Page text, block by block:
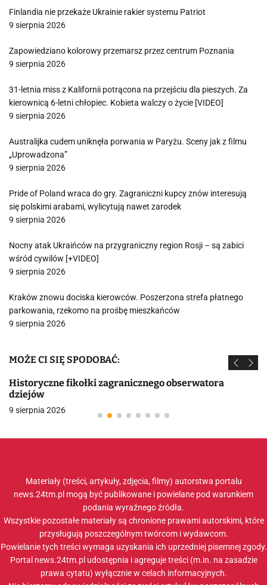
Finlandia nie przekaże Ukrainie rakier systemu Patriot
9 sierpnia 2026
Zapowiedziano kolorowy przemarsz przez centrum Poznania
9 sierpnia 2026
31-letnia miss z Kalifornii potrącona na przejściu dla pieszych. Za
kierownicą 6-letni chłopiec. Kobieta walczy o życie [VIDEO]
9 sierpnia 2026
Australijka cudem uniknęła porwania w Paryżu. Sceny jak z filmu
„Uprowadzona”
9 sierpnia 2026
Pride of Poland wraca do gry. Zagraniczni kupcy znów interesują
się polskimi arabami, wylicytują nawet zarodek
9 sierpnia 2026
Nocny atak Ukraińców na przygraniczny region Rosji – są zabici
wśród cywilów [+VIDEO]
9 sierpnia 2026
Kraków znowu dociska kierowców. Poszerzona strefa płatnego
parkowania, rzekomo na prośbę mieszkańców
9 sierpnia 2026
MOŻE CI SIĘ SPODOBAĆ:
Historyczne fikołki zagranicznego obserwatora
dziejów
9 sierpnia 2026
Materiały (treści, artykuły, zdjęcia, filmy) autorstwa portalu
news.24tm.pl mogą być publikowane i powielane pod warunkiem
podania wyraźnego źródła.
Wszystkie pozostałe materiały są chronione prawami autorskimi, które
przysługują poszczególnym twórcom i wydawcom.
Powielanie tych treści wymaga uzyskania ich uprzedniej pisemnej zgody.
Portal news.24tm.pl udostępnia i agreguje treści (m.in. na zasadzie
prawa cytatu) wyłącznie w celach informacyjnych.